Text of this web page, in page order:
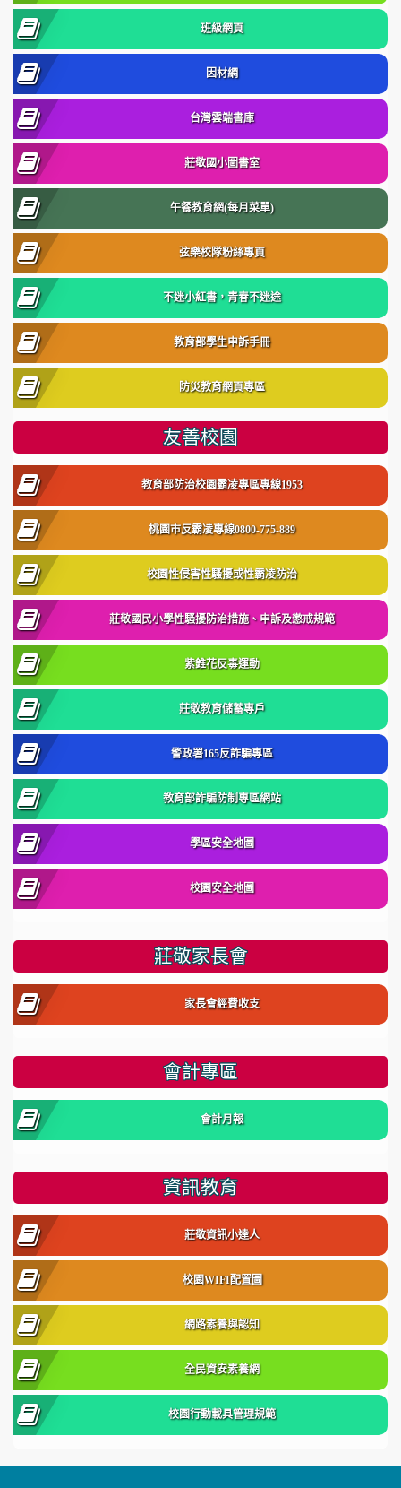
班級網頁
因材網
台灣雲端書庫
莊敬國小圖書室
午餐教育網(每月菜單)
弦樂校隊粉絲專頁
不迷小紅書，青春不迷途
教育部學生申訴手冊
防災教育網頁專區
友善校園
教育部防治校園霸凌專區專線1953
桃園市反霸凌專線0800-775-889
校園性侵害性騷擾或性霸凌防治
莊敬國民小學性騷擾防治措施、申訴及懲戒規範
紫錐花反毒運動
莊敬教育儲蓄專戶
警政署165反詐騙專區
教育部詐騙防制專區網站
學區安全地圖
校園安全地圖
莊敬家長會
家長會經費收支
會計專區
會計月報
資訊教育
莊敬資訊小達人
校園WIFI配置圖
網路素養與認知
全民資安素養網
校園行動載具管理規範